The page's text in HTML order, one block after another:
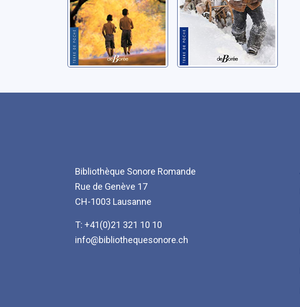
Bibliothèque Sonore Romande
Rue de Genève 17
CH-1003 Lausanne
T: +41(0)21 321 10 10
info@bibliothequesonore.ch